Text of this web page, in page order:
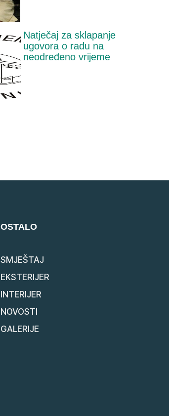
Natječaj za sklapanje
ugovora o radu na
neodređeno vrijeme
OSTALO
SMJEŠTAJ
EKSTERIJER
INTERIJER
NOVOSTI
GALERIJE